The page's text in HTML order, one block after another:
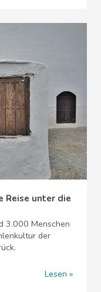
Reise unter die
3.000 Menschen
der
Lesen